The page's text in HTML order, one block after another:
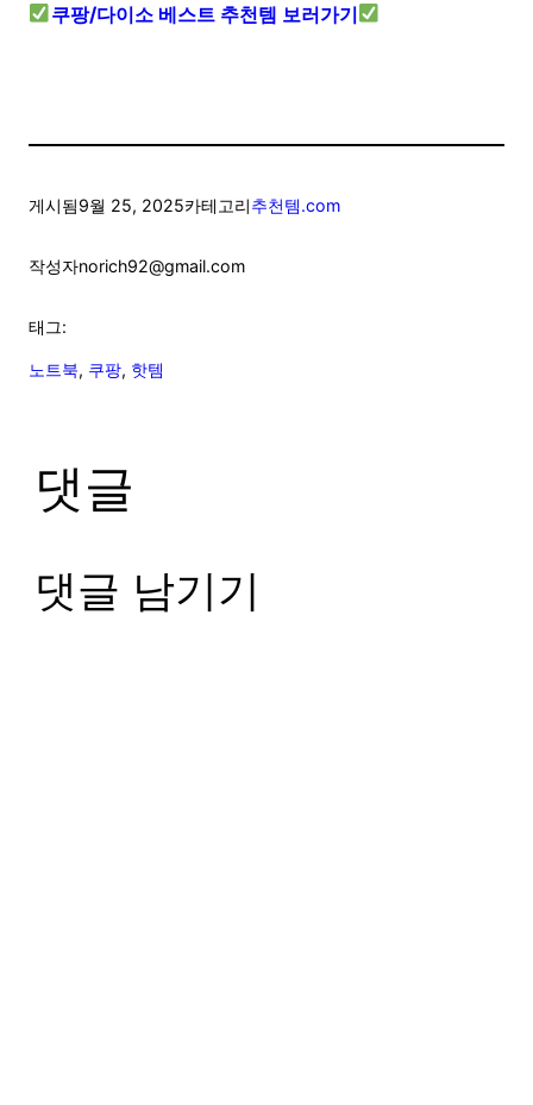
쿠팡/다이소 베스트 추천템 보러가기
게시됨9월 25, 2025카테고리추천템.com
작성자norich92@gmail.com
태그:
노트북, 쿠팡, 핫템
댓글
댓글 남기기